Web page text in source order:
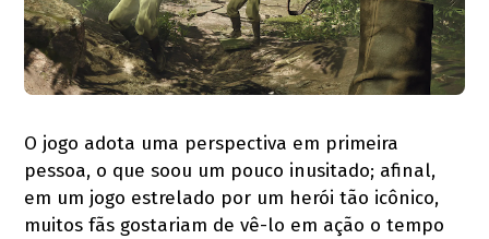
O jogo adota uma perspectiva em primeira
pessoa, o que soou um pouco inusitado; afinal,
em um jogo estrelado por um herói tão icônico,
muitos fãs gostariam de vê-lo em ação o tempo